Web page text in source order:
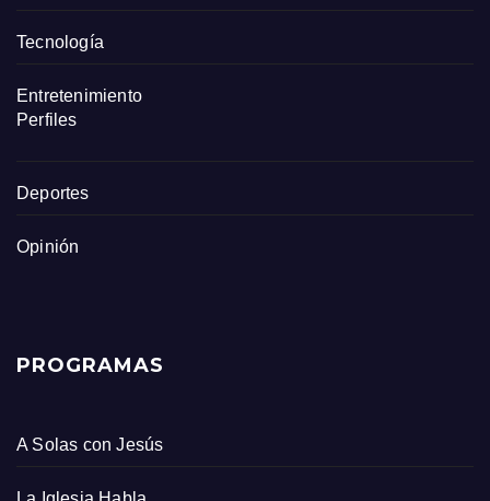
Tecnología
Entretenimiento
Perfiles
Deportes
Opinión
PROGRAMAS
A Solas con Jesús